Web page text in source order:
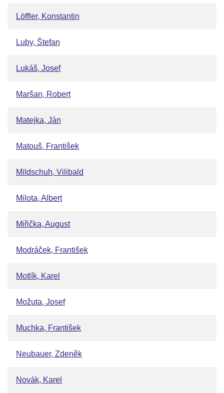
Löffler, Konstantin
Luby, Štefan
Lukáš, Josef
Maršan, Robert
Matejka, Ján
Matouš, František
Mildschuh, Vilibald
Milota, Albert
Miřička, August
Modráček, František
Motlík, Karel
Možuta, Josef
Muchka, František
Neubauer, Zdeněk
Novák, Karel